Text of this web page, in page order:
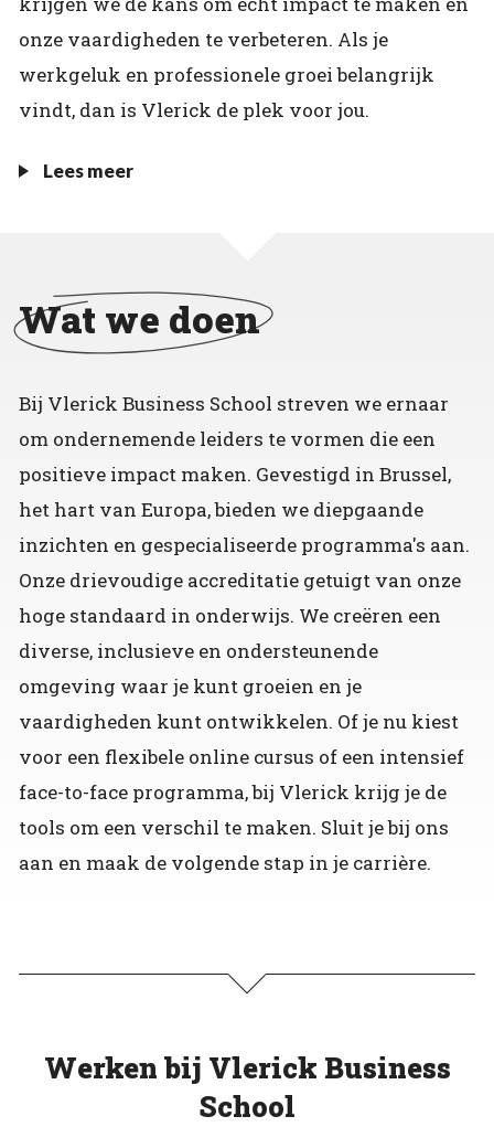
onze vaardigheden te verbeteren. Als je
werkgeluk en professionele groei belangrijk
vindt, dan is Vlerick de plek voor jou.
Lees meer
Wat we doen
Bij Vlerick Business School streven we ernaar
om ondernemende leiders te vormen die een
positieve impact maken. Gevestigd in Brussel,
het hart van Europa, bieden we diepgaande
inzichten en gespecialiseerde programma's aan.
Onze drievoudige accreditatie getuigt van onze
hoge standaard in onderwijs. We creëren een
diverse, inclusieve en ondersteunende
omgeving waar je kunt groeien en je
vaardigheden kunt ontwikkelen. Of je nu kiest
voor een flexibele online cursus of een intensief
face-to-face programma, bij Vlerick krijg je de
tools om een verschil te maken. Sluit je bij ons
aan en maak de volgende stap in je carrière.
Werken bij Vlerick Business
School